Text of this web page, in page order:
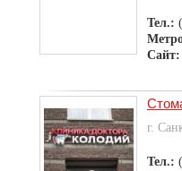
Тел.:
Сайт:
г.
Тел.: